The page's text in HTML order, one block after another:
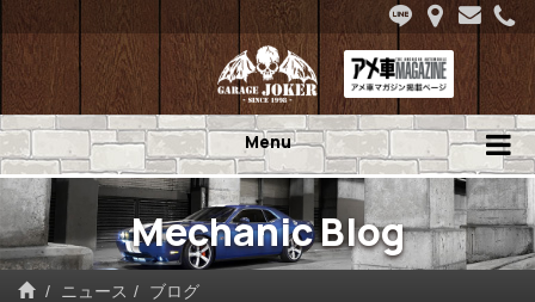
Menu
Mechanic Blog
ニュース ブログ